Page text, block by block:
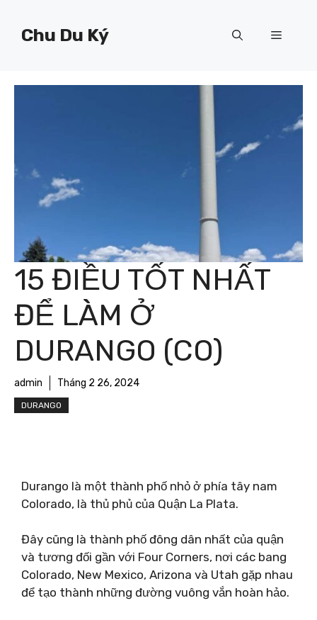
Chu Du Ký Menu
15 ĐIỀU TỐT NHẤT
ĐỂ LÀM Ở
DURANGO (CO)
admin Tháng 2 26, 2024
DURANGO
Durango là một thành phố nhỏ ở phía tây nam
Colorado, là thủ phủ của Quận La Plata.
Đây cũng là thành phố đông dân nhất của quận
và tương đối gần với Four Corners, nơi các bang
Colorado, New Mexico, Arizona và Utah gặp nhau
để tạo thành những đường vuông vắn hoàn hảo.